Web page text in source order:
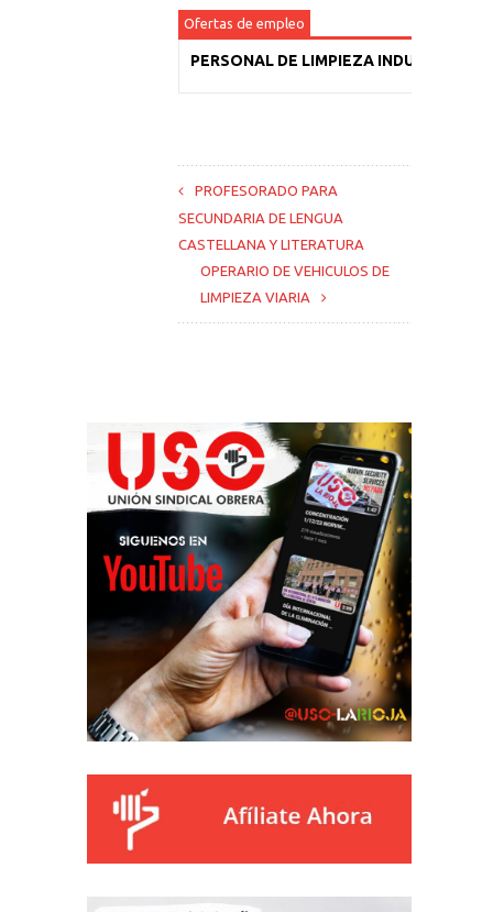
Ofertas de empleo
PERSONAL DE LIMPIEZA INDUSTRIAL
PROFESORADO PARA
SECUNDARIA DE LENGUA
CASTELLANA Y LITERATURA
OPERARIO DE VEHICULOS DE
LIMPIEZA VIARIA